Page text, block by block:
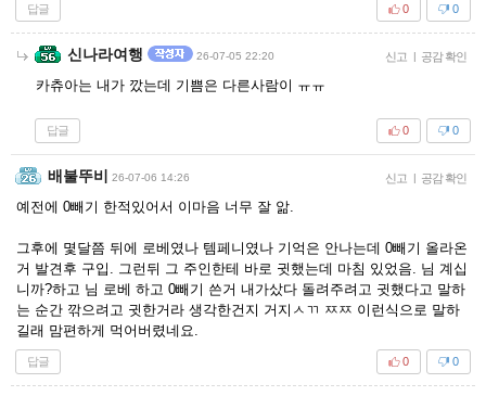
답글 0
0
신나라여행 26-07-05 22:20 신고 | 공감 확인
카츄아는 내가 깠는데 기쁨은 다른사람이 ㅠㅠ
답글 0
0
배불뚜비 26-07-06 14:26 신고 | 공감 확인
예전에 0빼기 한적있어서 이마음 너무 잘 앎.
그후에 몇달쯤 뒤에 로베였나 템페니였나 기억은 안나는데 0빼기 올라온
거 발견후 구입. 그런뒤 그 주인한테 바로 귓했는데 마침 있었음. 님 계십
니까?하고 님 로베 하고 0빼기 쓴거 내가샀다 돌려주려고 귓했다고 말하
는 순간 깎으려고 귓한거라 생각한건지 거지ㅅㄲ ㅉㅉ 이런식으로 말하
길래 맘편하게 먹어버렸네요.
답글 0
0